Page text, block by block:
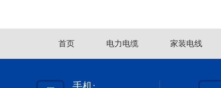
首页 电力电缆 家装电线